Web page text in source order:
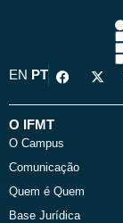
EN PT
F
a
e
o
k
X
-
w
O IFMT
O Campus
Comunicação
Quem é Quem
Base Jurídica